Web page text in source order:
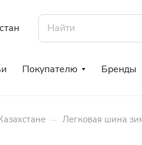
Покупателю Бренды
– Легковая шина